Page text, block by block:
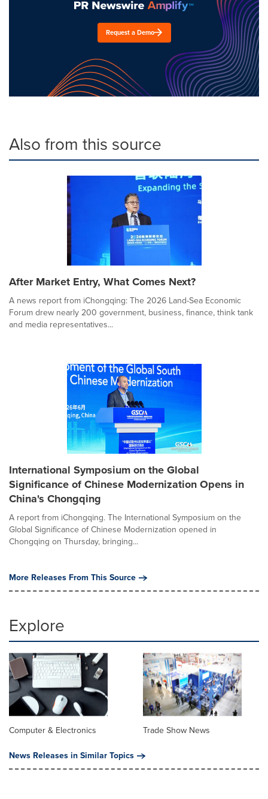
Request a Demo
Also from this source
After Market Entry, What Comes Next?
A news report from iChongqing: The 2026 Land-Sea Economic
Forum drew nearly 200 government, business, finance, think tank
and media representatives...
International Symposium on the Global
Significance of Chinese Modernization Opens in
China's Chongqing
A report from iChongqing. The International Symposium on the
Global Significance of Chinese Modernization opened in
Chongqing on Thursday, bringing...
More Releases From This Source
Explore
Computer & Electronics
Trade Show News
News Releases in Similar Topics